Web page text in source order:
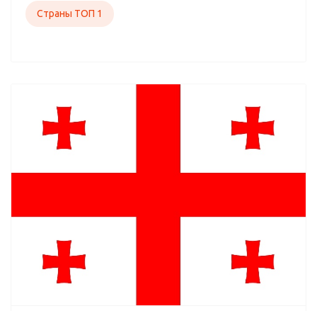
Страны ТОП 1